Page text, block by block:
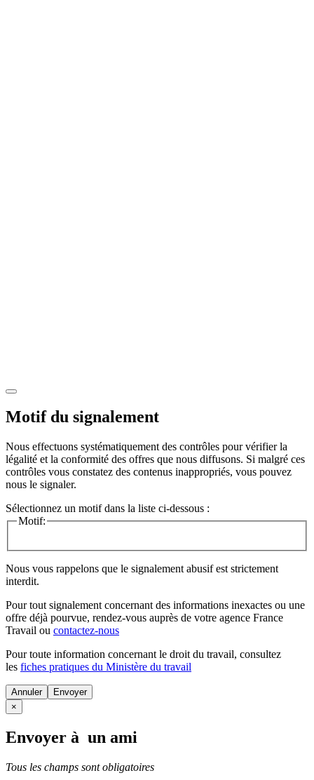
Motif du signalement
Nous effectuons systématiquement des contrôles pour vérifier la
légalité et la conformité des offres que nous diffusons. Si malgré ces
contrôles vous constatez des contenus inappropriés, vous pouvez
nous le signaler.
Sélectionnez un motif dans la liste ci-dessous :
Motif:
Nous vous rappelons que le signalement abusif est strictement
interdit.
Pour tout signalement concernant des informations inexactes ou une
offre déjà pourvue, rendez-vous auprès de votre agence France
Travail ou contactez-nous
Pour toute information concernant le droit du travail, consultez
les fiches pratiques du Ministère du travail
Annuler
×
Envoyer à un ami
Tous les champs sont obligatoires